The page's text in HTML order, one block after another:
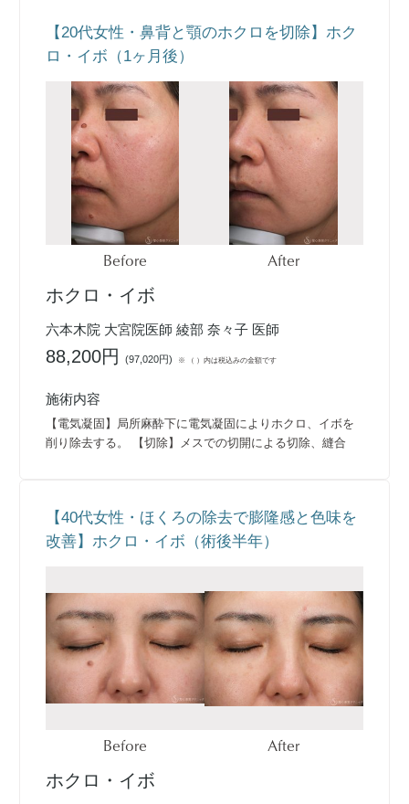
【20代女性・鼻背と顎のホクロを切除】ホク
ロ・イボ（1ヶ月後）
Before After
ホクロ・イボ
六本木院 大宮院医師 綾部 奈々子 医師
88,200円(97,020円) ※ （ ）内は税込みの金額です
施術内容
【電気凝固】局所麻酔下に電気凝固によりホクロ、イボを
削り除去する。 【切除】メスでの切開による切除、縫合
【40代女性・ほくろの除去で膨隆感と色味を
改善】ホクロ・イボ（術後半年）
Before After
ホクロ・イボ